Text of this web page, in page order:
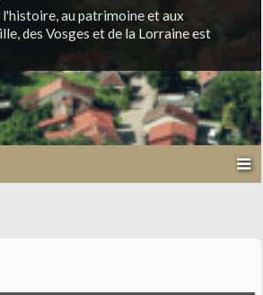
l'histoire, au patrimoine et aux
des Vosges et de la Lorraine est